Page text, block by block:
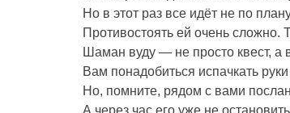
Но в этот раз все идёт не по
Противостоять ей очень сложно.
Шаман вуду — не просто квест, а
Вам понадобиться испачкать
Но, помните, рядом с вами